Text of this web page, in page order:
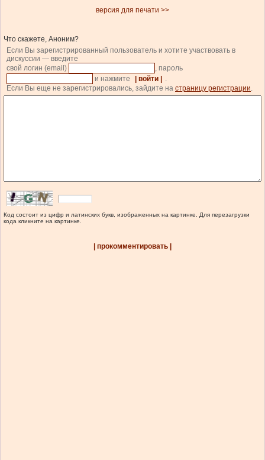
версия для печати >>
Что скажете, Аноним?
Если Вы зарегистрированный пользователь и хотите участвовать в
дискуссии — введите
свой логин (email)
, пароль
и нажмите
| войти |
.
Если Вы еще не зарегистрировались, зайдите на страницу регистрации.
Код состоит из цифр и латинских букв, изображенных на картинке. Для перезагрузки
кода кликните на картинке.
| прокомментировать |